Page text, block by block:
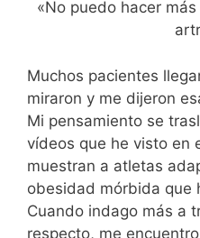
«No puedo hacer
Muchos pacientes
miraron y me dijeron
Mi pensamiento se
vídeos que he visto en
muestran a atletas
obesidad mórbida que
Cuando indago más a
respecto, me